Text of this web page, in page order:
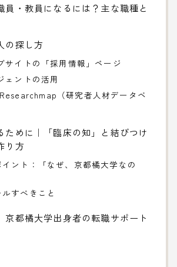
員・教員になるには？主な職種と
の探し方
イトの「採用情報」ページ
ントの活用
（研究者人材データベ
ために｜「臨床の知」と結びつけ
り方
ント：「なぜ、京都橘大学なの
すべきこと
京都橘大学出身者の転職サポート